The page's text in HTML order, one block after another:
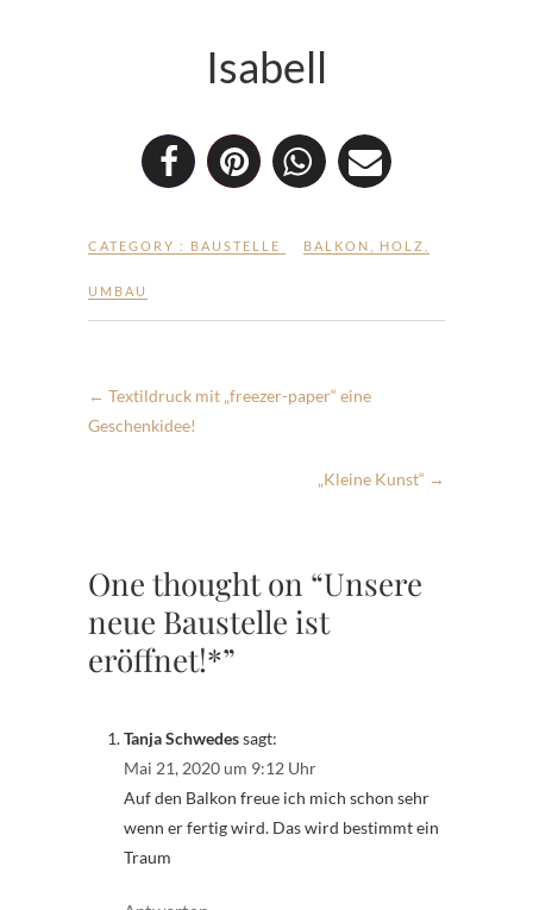
Isabell
CATEGORY : BAUSTELLE BALKON HOLZ
UMBAU
← Textildruck mit „freezer-paper“ eine
Geschenkidee!
„Kleine Kunst“ →
One thought on “Unsere
neue Baustelle ist
eröffnet!*”
Tanja Schwedessagt:
Mai 21, 2020 um 9:12 Uhr
Auf den Balkon freue ich mich schon sehr
wenn er fertig wird. Das wird bestimmt ein
Traum